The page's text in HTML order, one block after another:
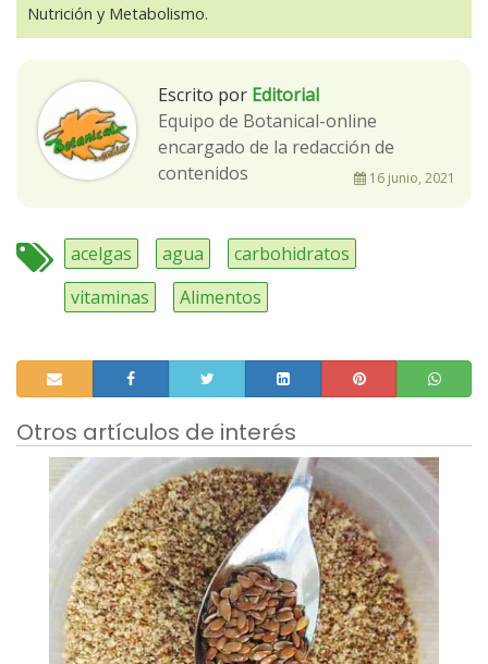
Nutrición y Metabolismo.
Escrito por Editorial
Equipo de Botanical-online
encargado de la redacción de
contenidos
16 junio, 2021
acelgas agua
carbohidratos
vitaminas
Alimentos
Otros artículos de interés